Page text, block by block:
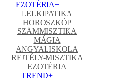
EZOTÉRIA+
LELKIPATIKA
HOROSZKÓP
SZÁMMISZTIKA
MÁGIA
ANGYALISKOLA
REJTÉLY-MISZTIKA
EZOTÉRIA
TREND+